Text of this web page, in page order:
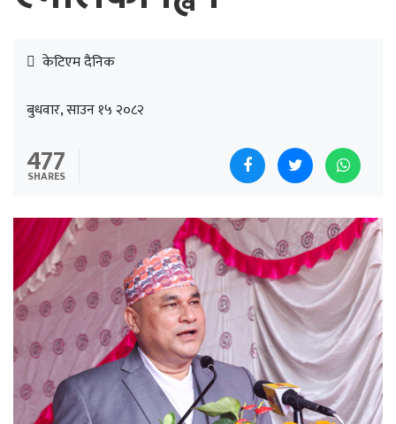
केटिएम दैनिक
बुधवार, साउन १५ २०८२
477
SHARES